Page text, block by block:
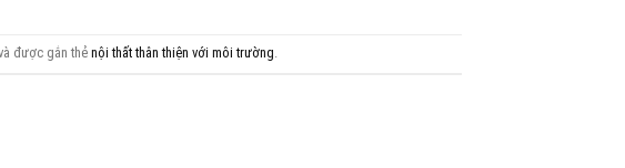
được gắn thẻnội thất thân thiện với môi trường.